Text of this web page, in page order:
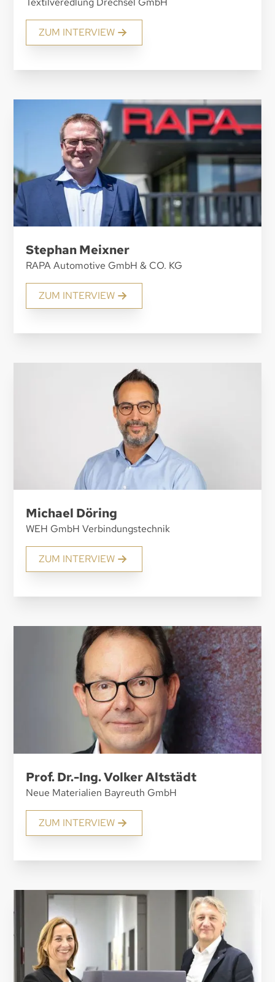
ZUM INTERVIEW
Stephan Meixner
RAPA Automotive GmbH & CO. KG
ZUM INTERVIEW
Michael Döring
WEH GmbH Verbindungstechnik
ZUM INTERVIEW
Prof. Dr.-Ing. Volker Altstädt
Neue Materialien Bayreuth GmbH
ZUM INTERVIEW